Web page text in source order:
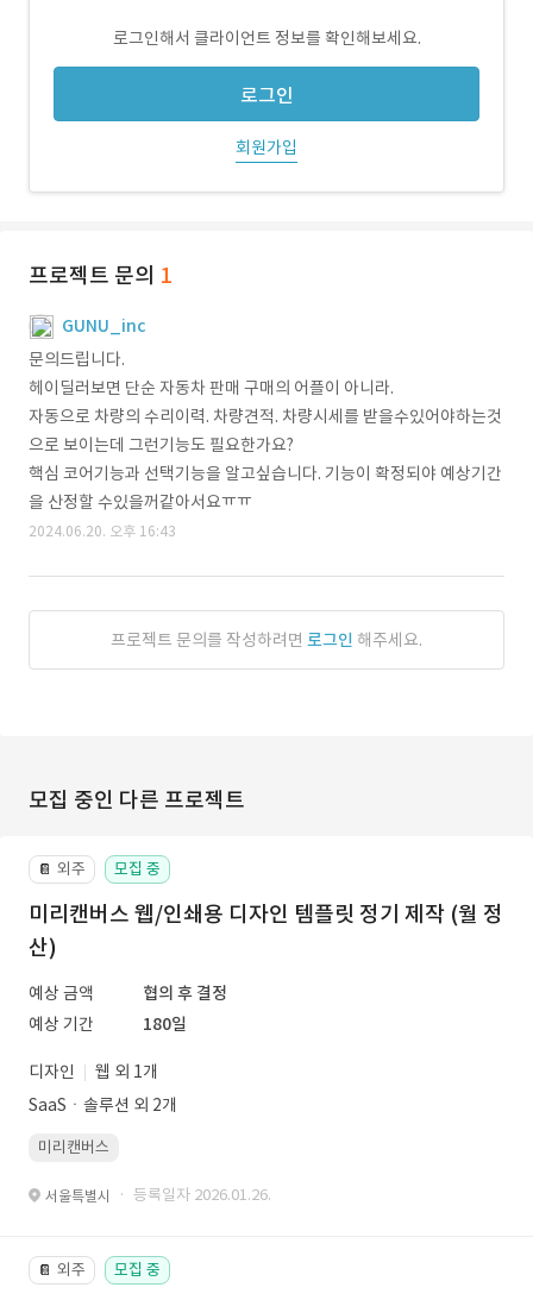
로그인해서 클라이언트 정보를 확인해보세요.
로그인
회원가입
프로젝트 문의 1
GUNU_inc
문의드립니다.
헤이딜러보면 단순 자동차 판매 구매의 어플이 아니라.
자동으로 차량의 수리이력. 차량견적. 차량시세를 받을수있어야하는것
으로 보이는데 그런기능도 필요한가요?
핵심 코어기능과 선택기능을 알고싶습니다. 기능이 확정되야 예상기간
을 산정할 수있을꺼같아서요ㅠㅠ
2024.06.20. 오후 16:43
프로젝트 문의를 작성하려면 로그인 해주세요.
모집 중인 다른 프로젝트
📔 외주 모집 중
미리캔버스 웹/인쇄용 디자인 템플릿 정기 제작 (월 정
산)
예상 금액
협의 후 결정
예상 기간
180일
디자인
웹 외 1개
SaaSㆍ솔루션 외 2개
미리캔버스
서울특별시 · 등록일자 2026.01.26.
📔 외주 모집 중